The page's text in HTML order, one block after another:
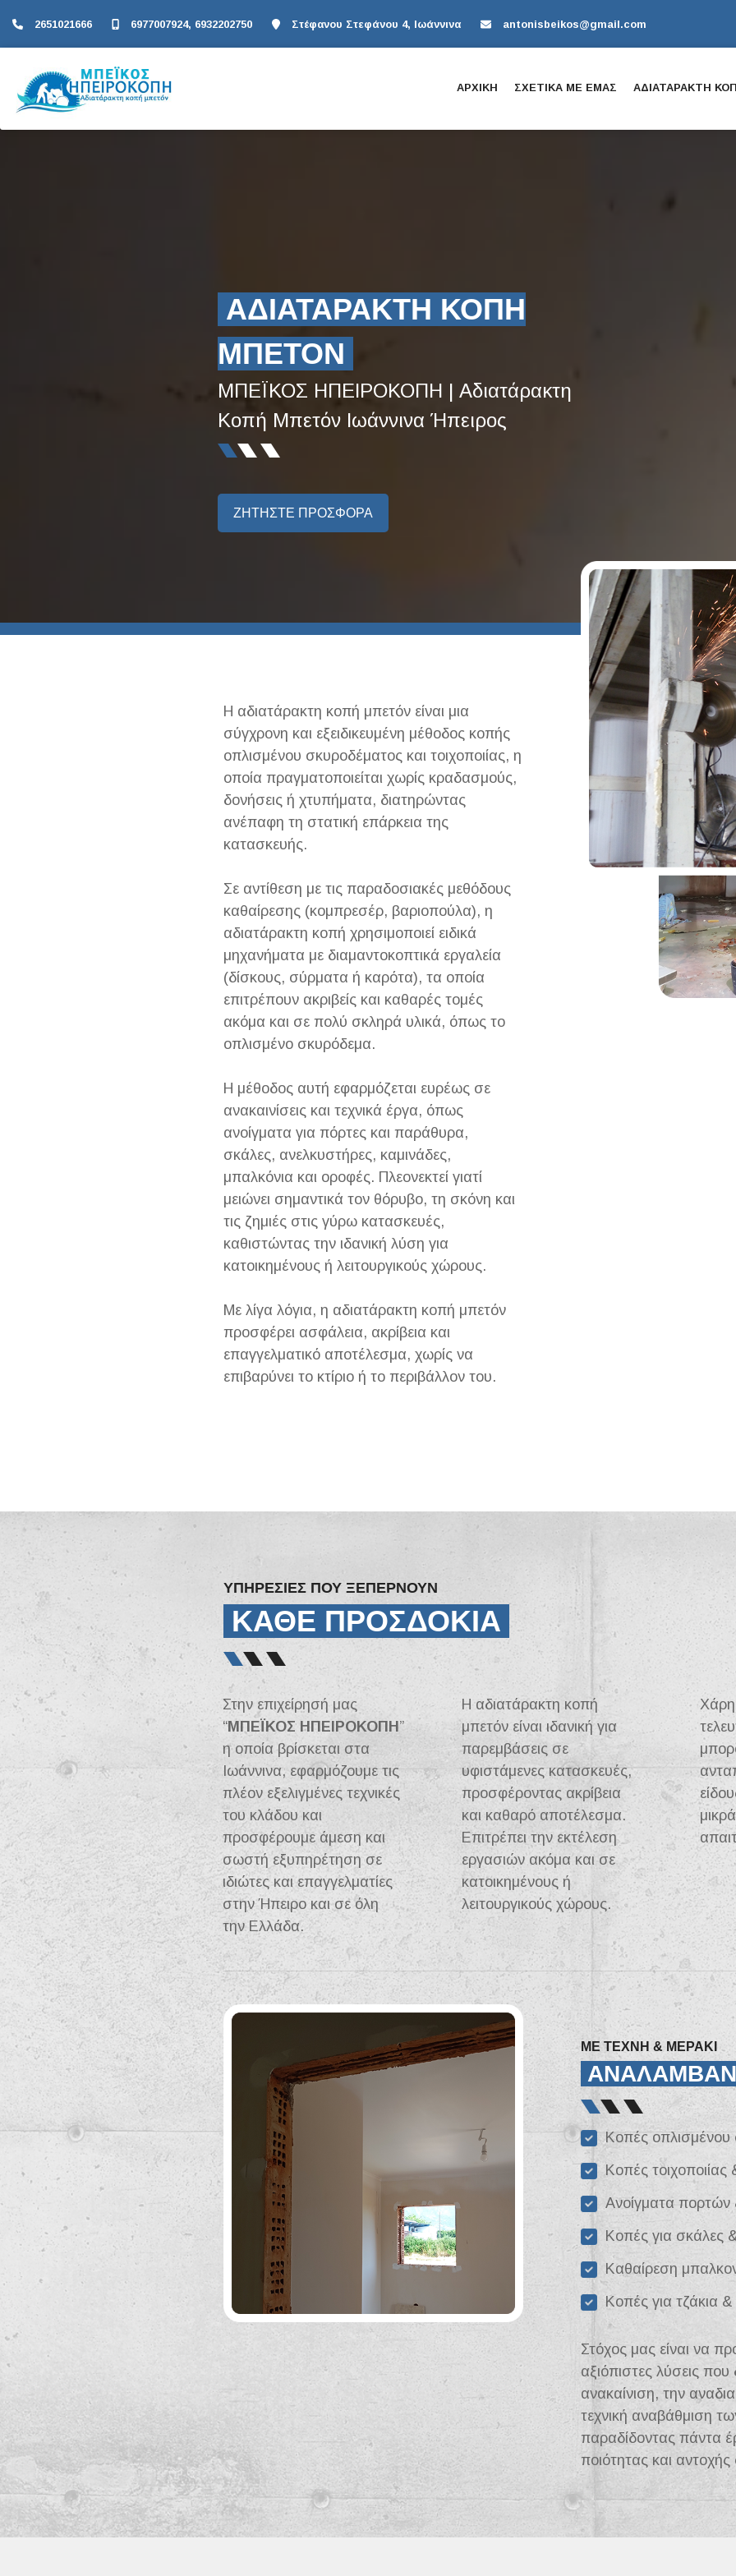
2651021666 6977007924, 6932202750 Στέφανου Στεφάνου 4, Ιωάννινα antonisbeikos@gmail.com
ΑΡΧΙΚΗ ΣΧΕΤΙΚΑ ΜΕ ΕΜΑΣ ΑΔΙΑΤΑΡΑΚΤΗ
ΑΔΙΑΤΑΡΑΚΤΗ ΚΟΠΗ
ΜΠΕΤΟΝ
ΜΠΕΪΚΟΣ ΗΠΕΙΡΟΚΟΠΗ | Αδιατάρακτη
Κοπή Μπετόν Ιωάννινα Ήπειρος
ΖΗΤΗΣΤΕ ΠΡΟΣΦΟΡΑ
Η αδιατάρακτη κοπή μπετόν είναι μια
σύγχρονη και εξειδικευμένη μέθοδος κοπής
οπλισμένου σκυροδέματος και τοιχοποιίας, η
οποία πραγματοποιείται χωρίς κραδασμούς,
δονήσεις ή χτυπήματα, διατηρώντας
ανέπαφη τη στατική επάρκεια της
κατασκευής.
Σε αντίθεση με τις παραδοσιακές μεθόδους
καθαίρεσης (κομπρεσέρ, βαριοπούλα), η
αδιατάρακτη κοπή χρησιμοποιεί ειδικά
μηχανήματα με διαμαντοκοπτικά εργαλεία
(δίσκους, σύρματα ή καρότα), τα οποία
επιτρέπουν ακριβείς και καθαρές τομές
ακόμα και σε πολύ σκληρά υλικά, όπως το
οπλισμένο σκυρόδεμα.
Η μέθοδος αυτή εφαρμόζεται ευρέως σε
ανακαινίσεις και τεχνικά έργα, όπως
ανοίγματα για πόρτες και παράθυρα,
σκάλες, ανελκυστήρες, καμινάδες,
μπαλκόνια και οροφές. Πλεονεκτεί γιατί
μειώνει σημαντικά τον θόρυβο, τη σκόνη και
τις ζημιές στις γύρω κατασκευές,
καθιστώντας την ιδανική λύση για
κατοικημένους ή λειτουργικούς χώρους.
Με λίγα λόγια, η αδιατάρακτη κοπή μπετόν
προσφέρει ασφάλεια, ακρίβεια και
επαγγελματικό αποτέλεσμα, χωρίς να
επιβαρύνει το κτίριο ή το περιβάλλον του.
ΥΠΗΡΕΣΙΕΣ ΠΟΥ ΞΕΠΕΡΝΟΥΝ
ΚΑΘΕ ΠΡΟΣΔΟΚΙΑ
Στην επιχείρησή μας
“ΜΠΕΪΚΟΣ ΗΠΕΙΡΟΚΟΠΗ ”
η οποία βρίσκεται στα
Ιωάννινα, εφαρμόζουμε τις
πλέον εξελιγμένες τεχνικές
του κλάδου και
προσφέρουμε άμεση και
σωστή εξυπηρέτηση σε
ιδιώτες και επαγγελματίες
στην Ήπειρο και σε όλη
την Ελλάδα.
Η αδιατάρακτη κοπή
μπετόν είναι ιδανική για
παρεμβάσεις σε
υφιστάμενες κατασκευές,
προσφέροντας ακρίβεια
και καθαρό αποτέλεσμα.
Επιτρέπει την εκτέλεση
εργασιών ακόμα και σε
κατοικημένους ή
λειτουργικούς χώρους.
Χάρη
ΜΕ ΤΕΧΝΗ & ΜΕΡΑΚΙ
Κοπές οπλισμένου
Κοπές τοιχοποιίας
Ανοίγματα
Κοπές για σκάλες
Καθαίρεση
Κοπές για τζάκια &
Στόχος μας είναι να
αξιόπιστες λύσεις που
ανακαίνιση, την
τεχνική αναβάθμιση
παραδίδοντας πάντα
ποιότητας και